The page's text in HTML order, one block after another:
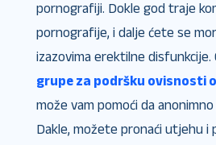
pornografiji. Dokle god traje
pornografije, i dalje ćete se
izazovima erektilne disfunkcije.
grupe za podršku ovisnosti
može vam pomoći da
Dakle, možete pronaći utjehu i